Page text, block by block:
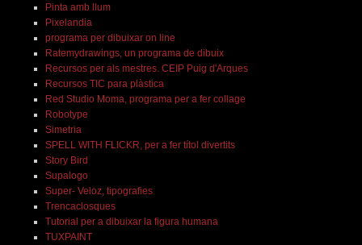
Pinta amb llum
Pixelandia
programa per dibuixar on line
Ratemydrawings, un programa de dibuix
Recursos per als mestres. CEIP Puig d'Arques
Recursos TIC para plàstica
Red Studio Moma, programa per a fer collage
Robotype
Simetria
SPELL WITH FLICKR, per a fer títol divertits
Story Bird
Supalogo
Super- Veloz, tipografies
Trencaclosques
Tutorial per a dibuixar la figura humana
TUXPAINT